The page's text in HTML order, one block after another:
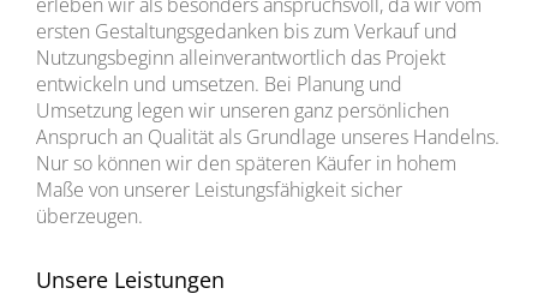
ersten Gestaltungsgedanken bis zum Verkauf und
Nutzungsbeginn alleinverantwortlich das Projekt
entwickeln und umsetzen. Bei Planung und
Umsetzung legen wir unseren ganz persönlichen
Anspruch an Qualität als Grundlage unseres Handelns.
Nur so können wir den späteren Käufer in hohem
Maße von unserer Leistungsfähigkeit sicher
überzeugen.
Unsere Leistungen